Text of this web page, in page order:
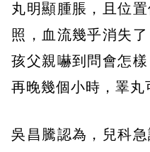
丸明顯腫脹，且位
照，血流幾乎消失
孩父親嚇到問會怎
再晚幾個小時，睪丸
吳昌騰認為，兒科